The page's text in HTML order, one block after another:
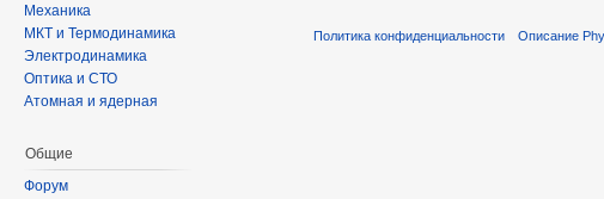
Механика
МКТ и Термодинамика
Электродинамика
Оптика и СТО
Атомная и ядерная
Общие
Форум
Политика конфиденциальности Описание